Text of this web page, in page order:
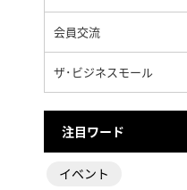
会員交流
ザ･ビジネスモール
注目ワード
イベント